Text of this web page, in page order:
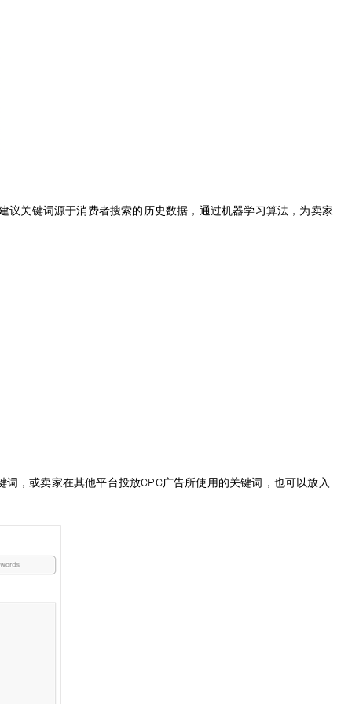
关键词源于消费者搜索的历史数据，通过机器学习算法，为卖家
，或卖家在其他平台投放CPC广告所使用的关键词，也可以放入